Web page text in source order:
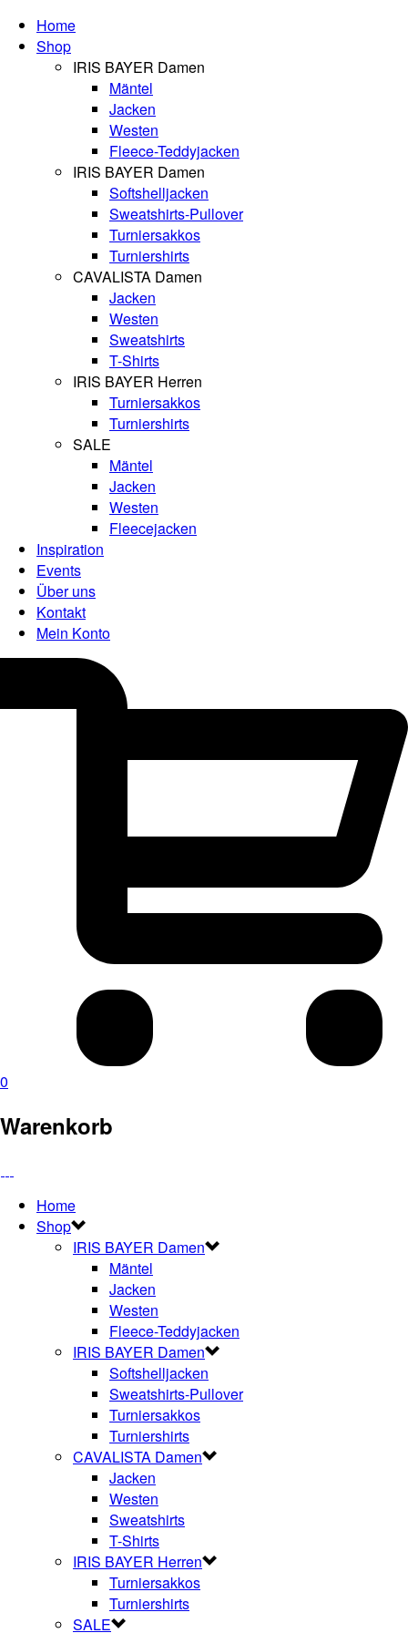
Home
Shop
IRIS BAYER Damen
Mäntel
Jacken
Westen
Fleece-Teddyjacken
IRIS BAYER Damen
Softshelljacken
Sweatshirts-Pullover
Turniersakkos
Turniershirts
CAVALISTA Damen
Jacken
Westen
Sweatshirts
T-Shirts
IRIS BAYER Herren
Turniersakkos
Turniershirts
SALE
Mäntel
Jacken
Westen
Fleecejacken
Inspiration
Events
Über uns
Kontakt
Mein Konto
0
Warenkorb
Home
Shop
IRIS BAYER Damen
Mäntel
Jacken
Westen
Fleece-Teddyjacken
IRIS BAYER Damen
Softshelljacken
Sweatshirts-Pullover
Turniersakkos
Turniershirts
CAVALISTA Damen
Jacken
Westen
Sweatshirts
T-Shirts
IRIS BAYER Herren
Turniersakkos
Turniershirts
SALE